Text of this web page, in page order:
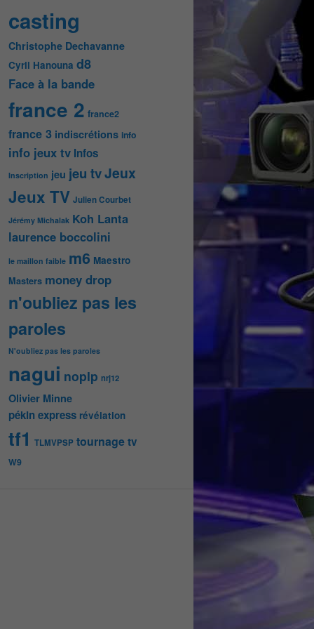
casting
Christophe Dechavanne
Cyril Hanouna d8
Face à la bande
france 2 france2
france 3 indiscrétions info
info jeux tv Infos
Inscription jeu jeu tvJeux
Jeux TV Julien Courbet
Jérémy Michalak Koh Lanta
laurence boccolini
le maillon faible m6 Maestro
Masters money drop
n'oubliez pas les
paroles
N'oubliez pas les paroles
nagui noplp nrj12
Olivier Minne
pékin express révélation
tf1 TLMVPSP tournagetv
W9